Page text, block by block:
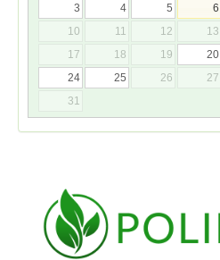
3
4 5 6
10
11 12 13
17
18 19 20
24
25 26 27
31